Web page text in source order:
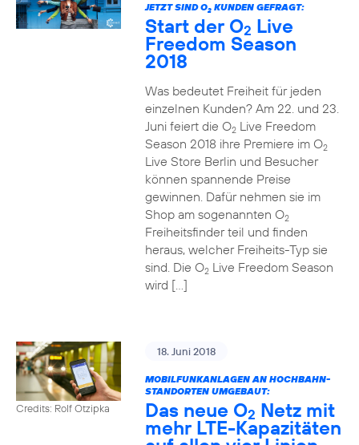
JETZT SIND O2KUNDEN GEFRAGT:
Start der O2 Live
Freedom Season
2018
Was bedeutet Freiheit für jeden
einzelnen Kunden? Am 22. und 23.
Juni feiert die O2Live Freedom
Season 2018 ihre Premiere im O2
Live Store Berlin und Besucher
können spannende Preise
gewinnen. Dafür nehmen sie im
Shop am sogenannten O2
Freiheitsfinder teil und finden
heraus, welcher Freiheits-Typ sie
sind. Die O2Live Freedom Season
wird […]
Credits: Rolf Otzipka
18. Juni 2018
MOBILFUNKANLAGEN AN HOCHBAHN-
STANDORTEN UMGEBAUT:
Das neue O2 Netz mit
mehr LTE-Kapazitäten